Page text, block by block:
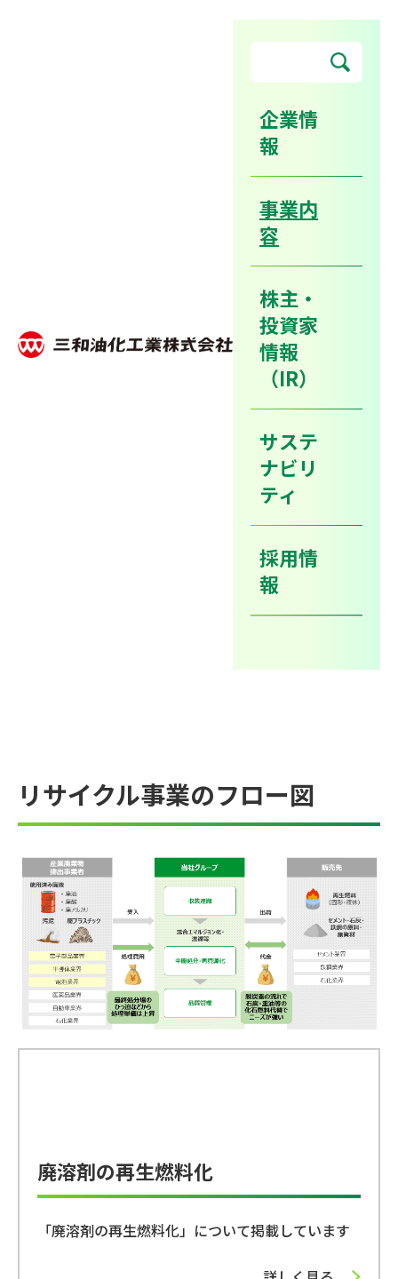
企業情
報
事業内
容
株主・
投資家
情報
（IR）
サステ
ナビリ
ティ
採用情
報
リサイクル事業（産業廃棄物
リサイクル事業は、主に製造業顧客の工場から排出され
る使用済み廃溶剤、汚泥、廃プラスチック類などの産業
し、再生燃料（サーマルリサイクル）やセメント・石
灰・鉄鋼の副原料及び副資材としての２次利用を中心と
従来は、単純焼却・埋め立てなどの「処分されてきた産
業廃棄物」を当社グループでは「資源」と捉え、元の用
リサイクル事業のフロー図
廃溶剤の再生燃料化
「廃溶剤の再生燃料化」について掲載しています